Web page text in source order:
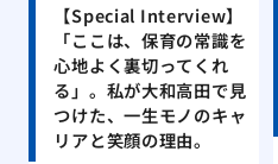
【Special Interview】
「ここは、保育の常識を
心地よく裏切ってくれ
る」。私が大和高田で見
つけた、一生モノのキャ
リアと笑顔の理由。